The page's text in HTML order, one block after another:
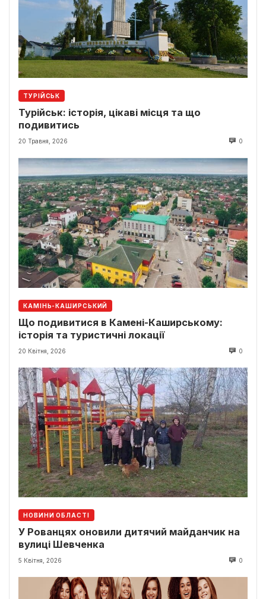
ТУРІЙСЬК
Турійськ: історія, цікаві місця та що
подивитись
20 Травня, 2026 0
КАМІНЬ-КАШИРСЬКИЙ
Що подивитися в Камені-Каширському:
історія та туристичні локації
20 Квітня, 2026 0
НОВИНИ ОБЛАСТІ
У Рованцях оновили дитячий майданчик на
вулиці Шевченка
5 Квітня, 2026 0